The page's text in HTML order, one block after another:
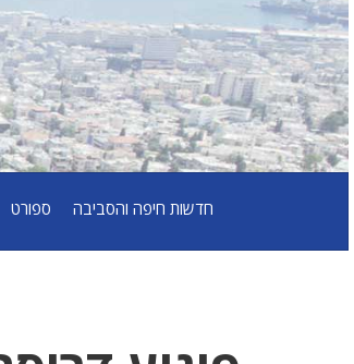
חדשות חיפה והסביבה ספורט